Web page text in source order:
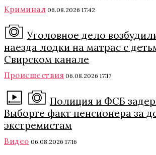
Криминал 06.08.2026 17:42
Уголовное дело
наезда лодки на матрас с
Свирском канале
Происшествия 06.08.2026 17:17
Полиция и ФСБ
Выборге факт пенсионера за
экстремистам
Видео 06.08.2026 17:16